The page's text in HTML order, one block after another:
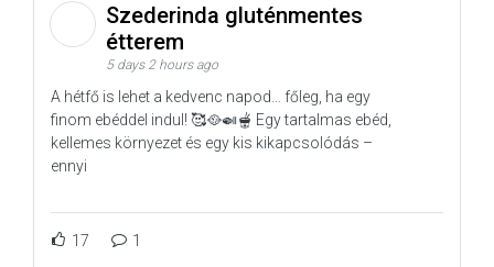
Szederinda gluténmentes
étterem
5 days 2 hours ago
A hétfő is lehet a kedvenc napod… főleg, ha egy
finom ebéddel indul! 🥰🥘🍛🫕 Egy tartalmas ebéd,
kellemes környezet és egy kis kikapcsolódás –
ennyi
17 1